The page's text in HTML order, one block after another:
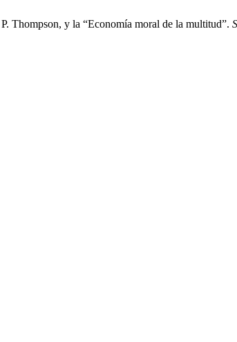
Thompson, y la “Economía moral de la multitud”.